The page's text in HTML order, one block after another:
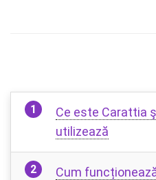
Ce este Carattia
utilizează
Cum